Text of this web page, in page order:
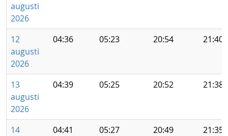
augusti
2026
12
augusti
2026
04:36 05:23 20:54 21:40
13
augusti
2026
04:39 05:25 20:52 21:38
14
04:41 05:27 20:49 21:35